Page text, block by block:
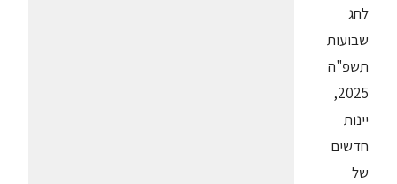
לחג
שבועות
תשפ"ה
2025,
יינות
חדשים
של